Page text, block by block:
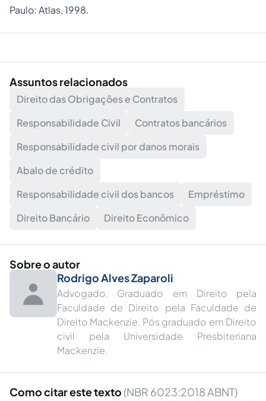
Paulo: Atlas, 1998.
Assuntos relacionados
Direito das Obrigações e Contratos
Responsabilidade Civil
Contratos bancários
Responsabilidade civil por danos morais
Abalo de crédito
Responsabilidade civil dos bancos
Empréstimo
Direito Bancário
Direito Econômico
Sobre o autor
Rodrigo Alves Zaparoli
Advogado. Graduado em Direito pela
Faculdade de Direito pela Faculdade de
Direito Mackenzie. Pós graduado em Direito
civil pela Universidade Presbiteriana
Mackenzie.
Como citar este texto (NBR 6023:2018 ABNT)